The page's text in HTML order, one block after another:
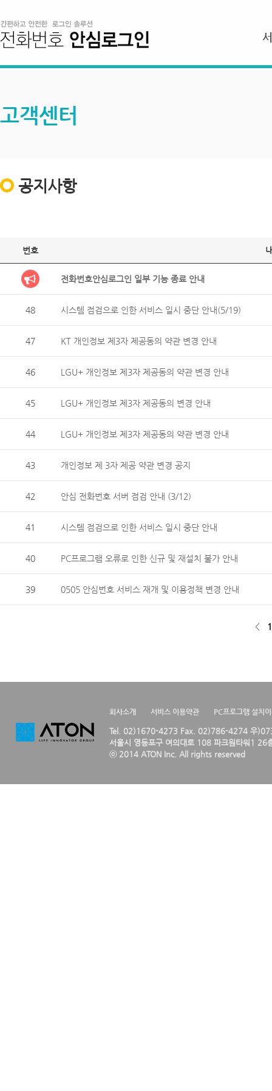
고객센터
공지사항
번호
전화번호안심로그인 일부 기능 종료 안내
48 시스템 점검으로 인한 서비스 일시 중단 안내(5/19)
47 KT 개인정보 제3자 제공동의 약관 변경 안내
46 LGU+ 개인정보 제3자 제공동의 약관 변경 안내
45 LGU+ 개인정보 제3자 제공동의 변경 안내
44 LGU+ 개인정보 제3자 제공동의 약관 변경 안내
43 개인정보 제 3자 제공 약관 변경 공지
42 안심 전화번호 서버 점검 안내 (3/12)
41 시스템 점검으로 인한 서비스 일시 중단 안내
40 PC프로그램 오류로 인한 신규 및 재설치 불가 안내
39 0505 안심번호 서비스 재개 및 이용정책 변경 안내
< 1
회사소개 서비스 이용약관 PC프로그램 설치
Tel. 02)1670-4273 Fax. 02)786-4274 우
서울시 영등포구 여의대로 108 파크원타워1 26
ⓒ 2014 ATON Inc. All rights reserved